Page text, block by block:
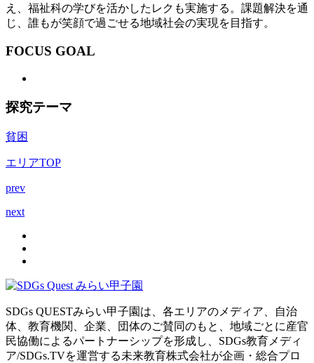
え、福祉科の学びを活かしたレクも実施する。課題解決を通
じ、誰もが笑顔で過ごせる地域社会の実現を目指す。
FOCUS GOAL
探究テーマ
貧困
エリアTOP
prev
next
SDGs QUESTみらい甲子園は、各エリアのメディア、自治
体、教育機関、企業、団体のご賛同のもと、地域ごとに産官
民協働によるパートナーシップを形成し、SDGs教育メディ
ア/SDGs.TVを運営する未来教育株式会社が企画・総合プロ